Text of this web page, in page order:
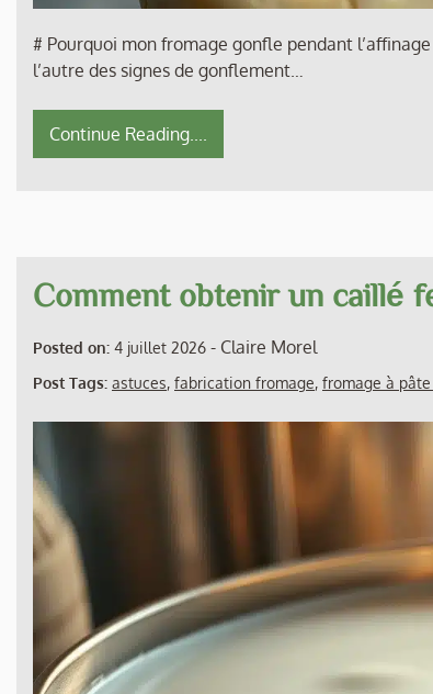
# Pourquoi mon fromage gonfle pendant
l’autre des signes de gonflement…
Continue Reading....
Comment obtenir un caillé
Posted on: 4 juillet 2026 - Claire Morel
Post Tags: astuces, fabrication fromage, fromage à